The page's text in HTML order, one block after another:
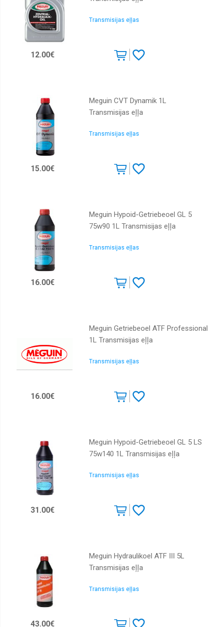
Transmisijas eļļas
12.00€
Meguin CVT Dynamik 1L
Transmisijas eļļa
Transmisijas eļļas
15.00€
Meguin Hypoid-Getriebeoel GL 5
75w90 1L Transmisijas eļļa
Transmisijas eļļas
16.00€
Meguin Getriebeoel ATF Professional
1L Transmisijas eļļa
Transmisijas eļļas
16.00€
Meguin Hypoid-Getriebeoel GL 5 LS
75w140 1L Transmisijas eļļa
Transmisijas eļļas
31.00€
Meguin Hydraulikoel ATF III 5L
Transmisijas eļļa
Transmisijas eļļas
43.00€